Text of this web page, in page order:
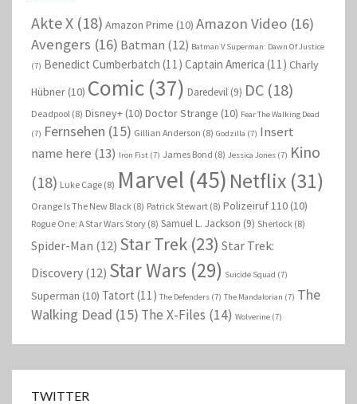
Akte X (18) Amazon Prime (10) Amazon Video (16)
Avengers (16) Batman (12) Batman V Superman: Dawn Of Justice
(7) Benedict Cumberbatch (11) Captain America (11) Charly
Hübner (10) Comic (37) Daredevil (9) DC (18)
Deadpool (8) Disney+ (10) Doctor Strange (10) Fear The Walking Dead
(7) Fernsehen (15) Gillian Anderson (8) Godzilla (7) Insert
name here (13) Iron Fist (7) James Bond (8) Jessica Jones (7) Kino
(18) Luke Cage (8) Marvel (45) Netflix (31)
Orange Is The New Black (8) Patrick Stewart (8) Polizeiruf 110 (10)
Rogue One: A Star Wars Story (8) Samuel L. Jackson (9) Sherlock (8)
Spider-Man (12) Star Trek (23) Star Trek:
Discovery (12) Star Wars (29) Suicide Squad (7)
Superman (10) Tatort (11) The Defenders (7) The Mandalorian (7) The
Walking Dead (15) The X-Files (14) Wolverine (7)
TWITTER